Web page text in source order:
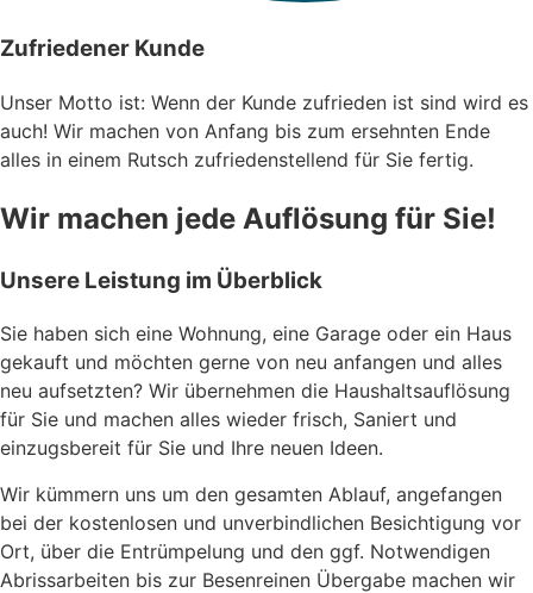
Zufriedener Kunde
Unser Motto ist: Wenn der Kunde zufrieden ist sind wird es
auch! Wir machen von Anfang bis zum ersehnten Ende
alles in einem Rutsch zufriedenstellend für Sie fertig.
Wir machen jede Auflösung für Sie!​
Unsere Leistung im Überblick
Sie haben sich eine Wohnung, eine Garage oder ein Haus
gekauft und möchten gerne von neu anfangen und alles
neu aufsetzten? Wir übernehmen die Haushaltsauflösung
für Sie und machen alles wieder frisch, Saniert und
einzugsbereit für Sie und Ihre neuen Ideen.
Wir kümmern uns um den gesamten Ablauf, angefangen
bei der kostenlosen und unverbindlichen Besichtigung vor
Ort, über die Entrümpelung und den ggf. Notwendigen
Abrissarbeiten bis zur Besenreinen Übergabe machen wir